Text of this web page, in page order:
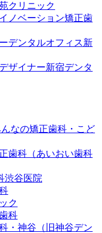
クリニック
ノベーション矯正歯
デンタルオフィス新
ザイナー新宿デンタ
なの矯正歯科・こど
歯科（あいおい歯科
渋谷医院
ク
科
・神谷（旧神谷デン